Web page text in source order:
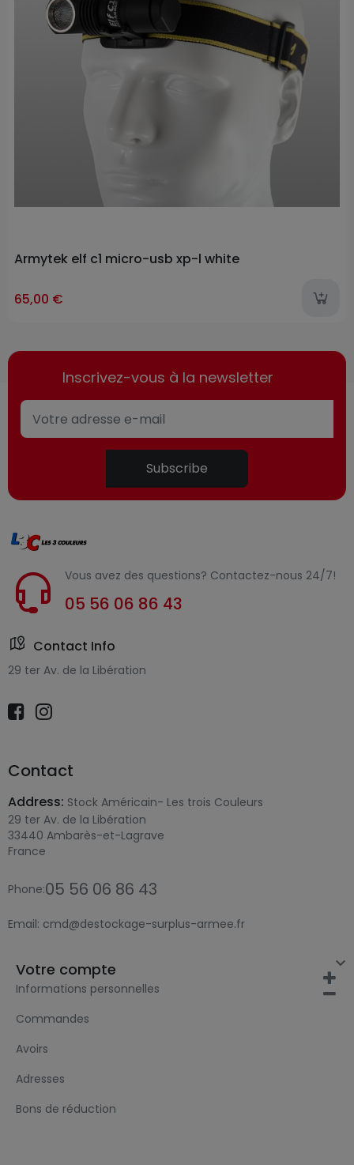
Armytek elf c1 micro-usb xp-l white
65,00 €
Inscrivez-vous à la newsletter
Subscribe
Vous avez des questions? Contactez-nous 24/7!
05 56 06 86 43
Contact Info
29 ter Av. de la Libération
Contact
Address: Stock Américain- Les trois Couleurs
29 ter Av. de la Libération
33440 Ambarès-et-Lagrave
France
Phone:05 56 06 86 43
Email: cmd@destockage-surplus-armee.fr

Votre compte
Informations personnelles
Commandes
Avoirs
Adresses
Bons de réduction